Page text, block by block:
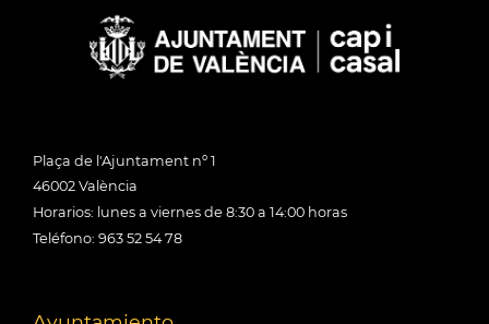
Plaça de l'Ajuntament nº 1
46002 València
Horarios: lunes a viernes de 8:30 a 14:00 horas
Teléfono: 963 52 54 78